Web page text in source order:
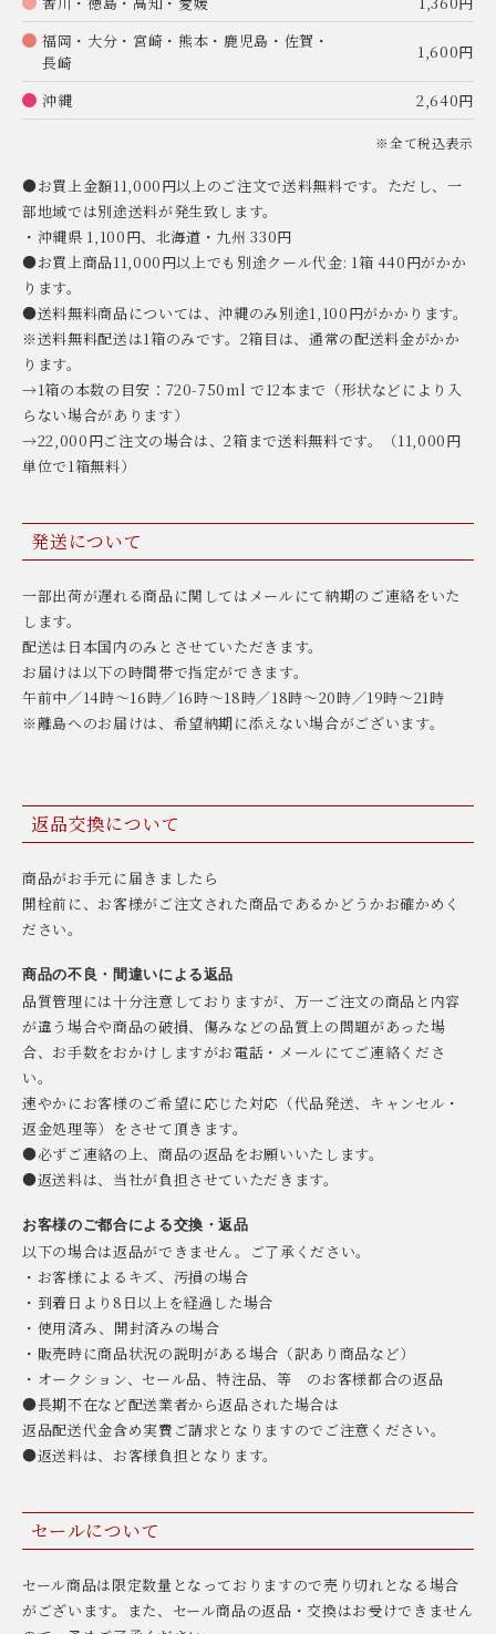
福岡・大分・宮崎・熊本・鹿児島・佐賀・
長崎
1,600円
沖縄 2,640円
※全て税込表示
●お買上金額11,000円以上のご注文で送料無料です。ただし、一
部地域では別途送料が発生致します。
・沖縄県 1,100円、北海道・九州 330円
●お買上商品11,000円以上でも別途クール代金: 1箱 440円がかか
ります。
●送料無料商品については、沖縄のみ別途1,100円がかかります。
※送料無料配送は1箱のみです。2箱目は、通常の配送料金がかか
ります。
→1箱の本数の目安：720-750ml で12本まで（形状などにより入
らない場合があります）
→22,000円ご注文の場合は、2箱まで送料無料です。（11,000円
単位で1箱無料）
発送について
一部出荷が遅れる商品に関してはメールにて納期のご連絡をいた
します。
配送は日本国内のみとさせていただきます。
お届けは以下の時間帯で指定ができます。
午前中／14時〜16時／16時〜18時／18時〜20時／19時〜21時
※離島へのお届けは、希望納期に添えない場合がございます。
返品交換について
商品がお手元に届きましたら
開栓前に、お客様がご注文された商品であるかどうかお確かめく
ださい。
商品の不良・間違いによる返品
品質管理には十分注意しておりますが、万一ご注文の商品と内容
が違う場合や商品の破損、傷みなどの品質上の問題があった場
合、お手数をおかけしますがお電話・メールにてご連絡くださ
い。
速やかにお客様のご希望に応じた対応（代品発送、キャンセル・
返金処理等）をさせて頂きます。
●必ずご連絡の上、商品の返品をお願いいたします。
●返送料は、当社が負担させていただきます。
お客様のご都合による交換・返品
以下の場合は返品ができません。ご了承ください。
・お客様によるキズ、汚損の場合
・到着日より8日以上を経過した場合
・使用済み、開封済みの場合
・販売時に商品状況の説明がある場合（訳あり商品など）
・オークション、セール品、特注品、等 のお客様都合の返品
●長期不在など配送業者から返品された場合は
返品配送代金含め実費ご請求となりますのでご注意ください。
●返送料は、お客様負担となります。
セールについて
セール商品は限定数量となっておりますので売り切れとなる場合
がございます。また、セール商品の返品・交換はお受けできません